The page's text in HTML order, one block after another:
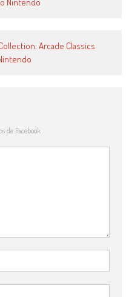
Arcade Classics
de Facebook